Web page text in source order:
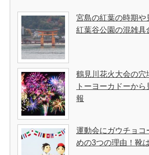
宮島の紅葉の時期や
紅葉谷公園の混雑具
鶴見川花火大会の穴
トーヨーカドーか
報
運動会にガウチョコ
めの3つの理由！靴